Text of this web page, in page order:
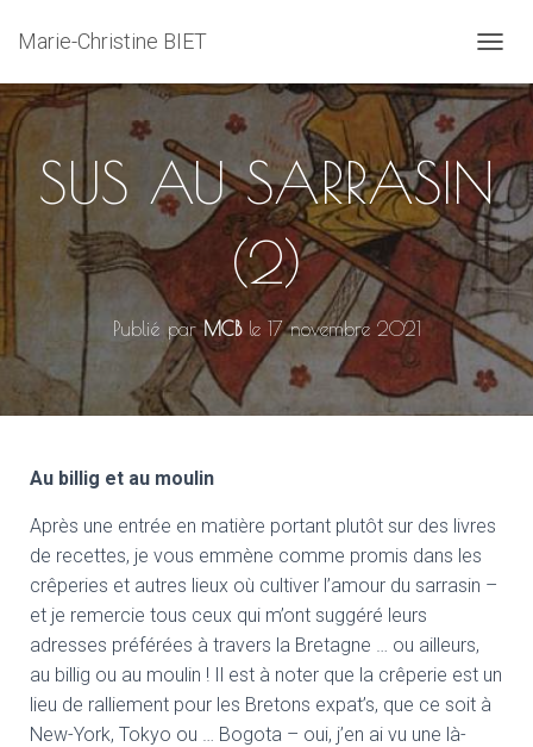
Marie-Christine BIET
É
P
I
E
R
L
A
N
A
V
I
G
A
SUS AU SARRASIN
(2)
Publié parMCBle 17 novembre 2021
Au billig et au moulin
Après une entrée en matière portant plutôt sur des livres
de recettes, je vous emmène comme promis dans les
crêperies et autres lieux où cultiver l’amour du sarrasin –
et je remercie tous ceux qui m’ont suggéré leurs
adresses préférées à travers la Bretagne … ou ailleurs,
au billig ou au moulin ! Il est à noter que la crêperie est un
lieu de ralliement pour les Bretons expat’s, que ce soit à
New-York, Tokyo ou … Bogota – oui, j’en ai vu une là-